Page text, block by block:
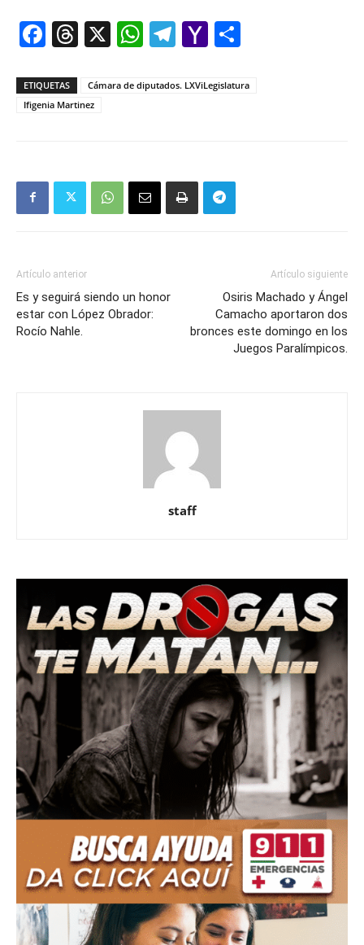
Facebook
Threads
X WhatsApp
Telegram
Yahoo
ETIQUETAS
Cámara de diputados. LXViLegislatura
Ifigenia Martinez
Artículo anterior
Es y seguirá siendo un honor
estar con López Obrador:
Rocío Nahle.
Artículo siguiente
Osiris Machado y Ángel
Camacho aportaron dos
bronces este domingo en los
Juegos Paralímpicos.
staff